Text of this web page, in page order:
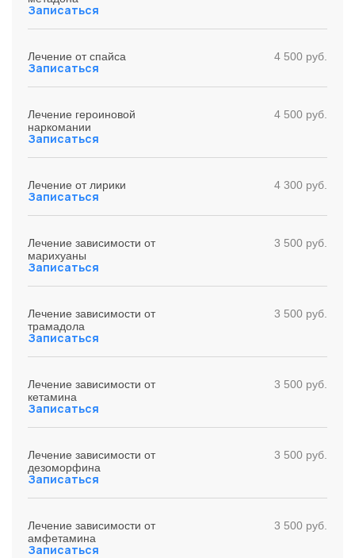
Записаться
Лечение от спайса 4 500 руб.
Записаться
Лечение героиновой
наркомании
4 500 руб.
Записаться
Лечение от лирики 4 300 руб.
Записаться
Лечение зависимости от
марихуаны
3 500 руб.
Записаться
Лечение зависимости от
трамадола
3 500 руб.
Записаться
Лечение зависимости от
кетамина
3 500 руб.
Записаться
Лечение зависимости от
дезоморфина
3 500 руб.
Записаться
Лечение зависимости от
амфетамина
3 500 руб.
Записаться